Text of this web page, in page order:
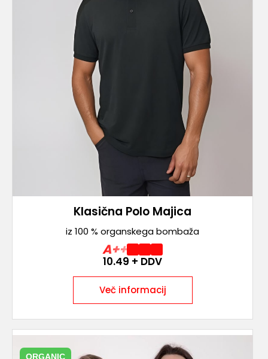
Klasična Polo Majica
iz 100 % organskega bombaža
A++
10.49 + DDV
Več informacij
ORGANIC